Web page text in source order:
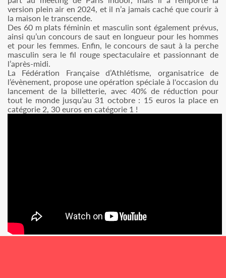
version plein air en 2024, et il n’a jamais caché que courir à
la maison le transcende.
Des 60 m plats féminin et masculin sont également prévus,
ainsi qu’un concours de saut en longueur pour les hommes
et pour les femmes. Enfin, le concours de saut à la perche
masculin sera le fil rouge spectaculaire et passionnant de
l’après-midi.
La Fédération Française d’Athlétisme, organisatrice de
l’évènement, propose une opération spéciale à l'occasion du
lancement de la billetterie, avec 40% de réduction pour
tout le monde jusqu’au 31 octobre : 15 euros la place en
catégorie 2, 30 euros en catégorie 1 !